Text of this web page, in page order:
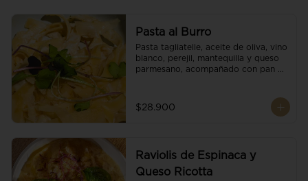
Pasta al Burro
Pasta tagliatelle, aceite de oliva, vino
blanco, perejil, mantequilla y queso
parmesano, acompañado con pan
$28.900
Raviolis de Espinaca y
Queso Ricotta